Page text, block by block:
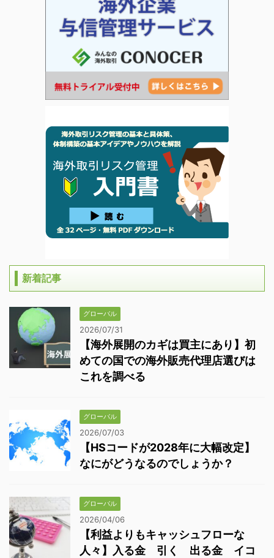
新着記事
グローバル
2026/07/31
【海外展開のカギは買主にあり】初
めての国での海外販売代理店選びは
これを調べる
グローバル
2026/07/03
【HSコードが2028年に大幅改定】
なにがどうなるのでしょうか？
グローバル
2026/04/06
【利益よりもキャッシュフローな
人々】入る金 引く 出る金 イコ